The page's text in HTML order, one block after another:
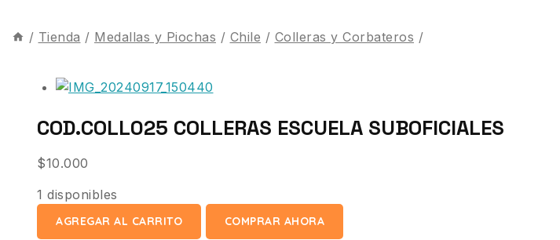
/ Tienda / Medallas y Piochas / Chile / Colleras y Corbateros /
COD.COLL025 COLLERAS ESCUELA SUBOFICIALES
$10.000
1 disponibles
AGREGAR AL CARRITO COMPRAR AHORA